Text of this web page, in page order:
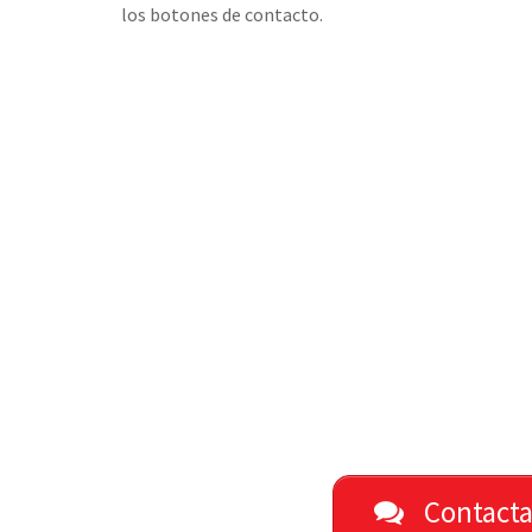
los botones de contacto.